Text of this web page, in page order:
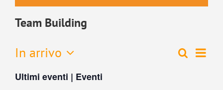
Team Building
Eventi
CercaLista
In arrivo
la
Ultimi eventi | Eventi